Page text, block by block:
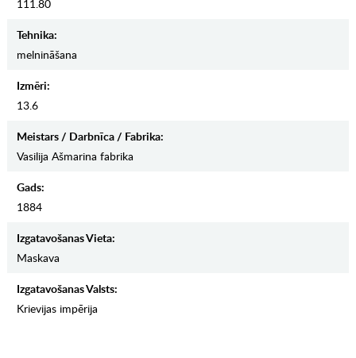
111.80
Tehnika:
melnināšana
Izmēri:
13.6
Meistars / Darbnīca / Fabrika:
Vasilija Ašmarina fabrika
Gads:
1884
Izgatavošanas Vieta:
Maskava
Izgatavošanas Valsts:
Krievijas impērija